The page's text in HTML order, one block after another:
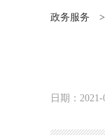
政务服务
日期：